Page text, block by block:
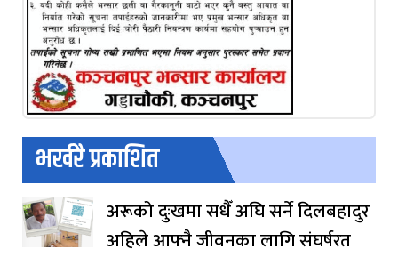
भर्खरै प्रकाशित
अरूको दुःखमा सधैँ अघि सर्ने दिलबहादुर
अहिले आफ्नै जीवनका लागि संघर्षरत